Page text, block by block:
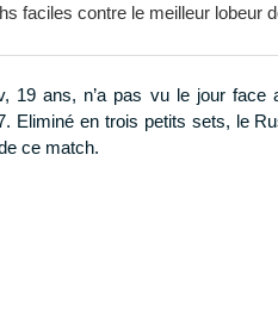
faciles contre le meilleur lobeur
19 ans, n’a pas vu le jour
Eliminé en trois petits sets, le
ce match.